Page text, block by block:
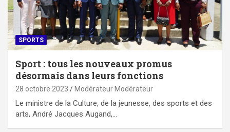
SPORTS
Sport : tous les nouveaux promus
désormais dans leurs fonctions
28 octobre 2023 Modérateur Modérateur
Le ministre de la Culture, de la jeunesse, des sports et des
arts, André Jacques Augand,…